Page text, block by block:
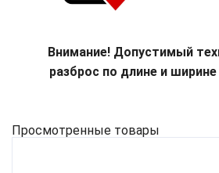
Внимание! Допустимый
разброс по длине и ширине
Просмотренные товары